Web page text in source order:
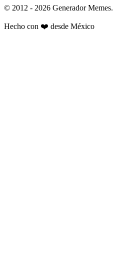
© 2012 - 2026 Generador Memes.
Hecho con ❤️ desde México